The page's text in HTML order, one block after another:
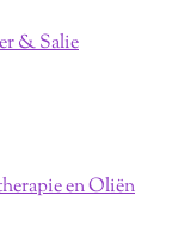
& Salie
en Oliën